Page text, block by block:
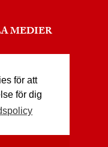
för att
för dig
MEDIER